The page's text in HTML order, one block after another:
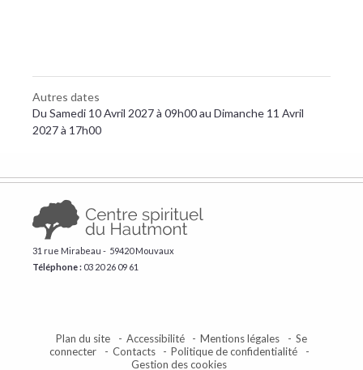
Autres dates
Du Samedi 10 Avril 2027 à 09h00 au Dimanche 11 Avril
2027 à 17h00
31 rue Mirabeau - 59420 Mouvaux
Téléphone : ​03 20 26 09 61
Plan du site Accessibilité Mentions légales
Se
connecter
Contacts
Politique de confidentialité
Gestion des cookies